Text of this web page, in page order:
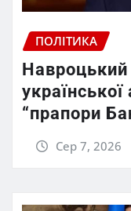
ПОЛІТИКА
Навроцький
“прапори
Сер 7, 2026